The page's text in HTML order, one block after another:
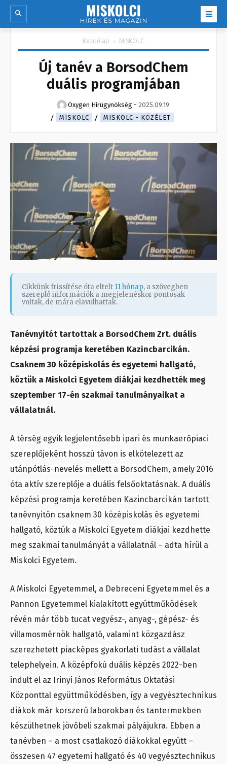
Kezdőlap MISKOLC
Új tanév a BorsodChem
duális programjában
Oxygen Hirügynökség - 2025.09.19.
MISKOLC
MISKOLC - KÖZÉLET
Cikkünk frissítése óta eltelt 11 hónap, a szövegben
szereplő információk a megjelenéskor pontosak
voltak, de mára elavulhattak.
Tanévnyitót tartottak a BorsodChem Zrt. duális
képzési programja keretében Kazincbarcikán.
Csaknem 30 középiskolás és egyetemi hallgató,
köztük a Miskolci Egyetem diákjai kezdhették meg
szeptember 17-én szakmai tanulmányaikat a
vállalatnál.
A térség egyik legjelentősebb ipari és munkaerőpiaci
szereplőjeként hosszú távon is elkötelezett az
utánpótlás-nevelés mellett a BorsodChem, amely 2016
óta aktív szereplője a duális felsőoktatásnak. A duális
képzési programja keretében Kazincbarcikán tartott
tanévnyitón csaknem 30 középiskolás és egyetemi
hallgató, köztük a Miskolci Egyetem diákjai kezdhette
meg szakmai tanulmányát a vállalatnál – adta hírül a
Miskolci Egyetem.
A Miskolci Egyetemmel, a Debreceni Egyetemmel és a
Pannon Egyetemmel kialakított együttműködések
révén már több tucat vegyész-, anyag-, gépész- és
villamosmérnök hallgató, valamint közgazdász
szerezhetett piacképes gyakorlati tudást a vállalat
telephelyein. A középfokú duális képzés 2022-ben
indult el az Irinyi János Református Oktatási
Központtal együttműködésben, így a vegyésztechnikus
diákok már korszerű laborokban és tantermekben
készülhetnek jövőbeli szakmai pályájukra. Ebben a
tanévben – a most csatlakozó diákokkal együtt –
összesen 47 egyetemi hallgató és 40 vegyésztechnikus